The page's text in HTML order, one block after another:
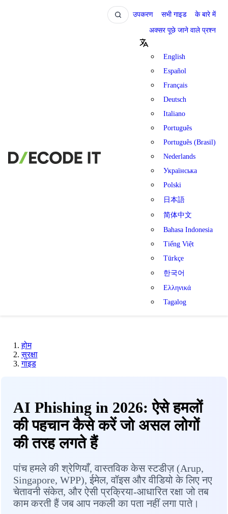
उपकरण सभी गाइड के बारे में
अक्सर पूछे जाने वाले प्रश्न
English
Español
Français
Deutsch
Italiano
Português
Português (Brasil)
Nederlands
Українська
Polski
日本語
简体中文
Bahasa Indonesia
Tiếng Việt
Türkçe
한국어
Ελληνικά
Tagalog
होम
सुरक्षा
गाइड
AI Phishing in 2026: ऐसे हमलों
की पहचान कैसे करें जो असल लोगों
की तरह लगते हैं
पांच हमले की श्रेणियाँ, वास्तविक केस स्टडीज़ (Arup,
Singapore, WPP), ईमेल, वॉइस और वीडियो के लिए नए
चेतावनी संकेत, और ऐसी प्रक्रिया-आधारित रक्षा जो तब
काम करती हैं जब आप नकली का पता नहीं लगा पाते।